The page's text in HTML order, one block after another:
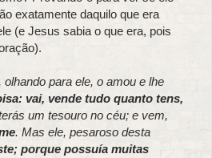
exatamente daquilo que era
(e Jesus sabia o que era, pois
para ele, o amou e lhe
vai, vende tudo quanto tens,
um tesouro no céu; e vem,
. Mas ele, pesaroso desta
porque possuía muitas